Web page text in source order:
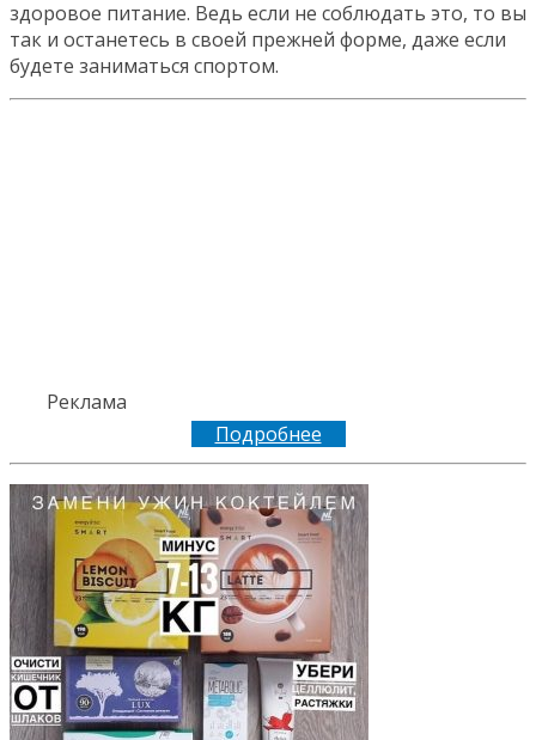
здоровое питание. Ведь если не соблюдать это, то вы
так и останетесь в своей прежней форме, даже если
будете заниматься спортом.
Реклама
Подробнее